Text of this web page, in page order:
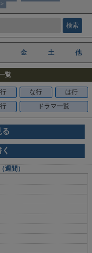
金 土 他
覧
な行
は行
ドラマ一覧
る
週間）